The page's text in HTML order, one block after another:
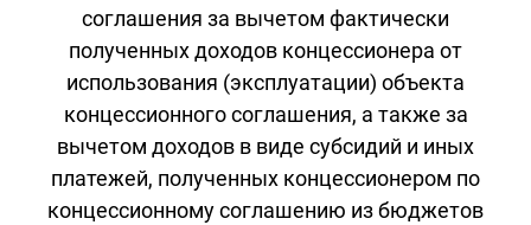
соглашения за вычетом фактически
полученных доходов концессионера от
использования (эксплуатации) объекта
концессионного соглашения, а также за
вычетом доходов в виде субсидий и иных
платежей, полученных концессионером по
концессионному соглашению из бюджетов